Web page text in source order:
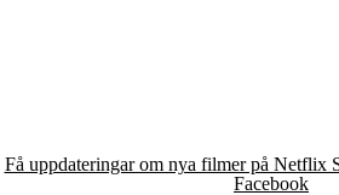
Få uppdateringar om nya filmer på Netflix
Facebook